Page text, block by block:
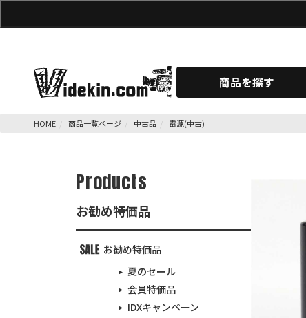
商品を探す
HOME 商品一覧ページ 中古品 電源(中古)
Products
お勧め特価品
お勧め特価品
夏のセール
会員特価品
IDXキャンペーン